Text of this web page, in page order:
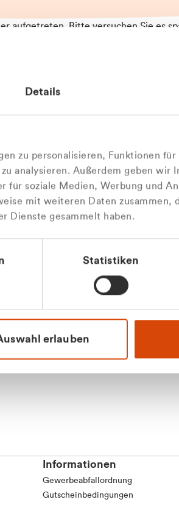
Details
zu personalisieren, Funktionen
analysieren. Außerdem geben wir
für soziale Medien, Werbung und
mit weiteren Daten zusammen,
Dienste gesammelt haben.
Statistiken
erlauben
aufgetreten. Bitte versuchen Sie es
entschuldigen uns für eventuelle
Sie uns
sind gerne für Sie da
Informationen
Gewerbeabfallordnung
Gutscheinbedingungen